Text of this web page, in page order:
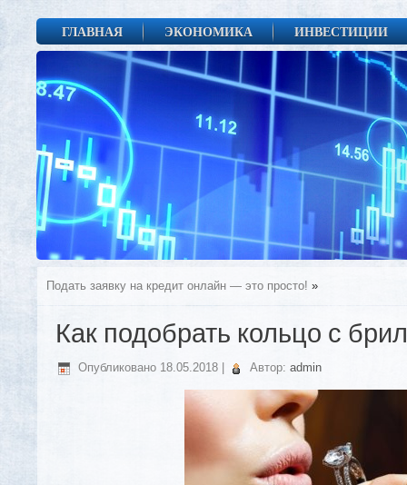
ГЛАВНАЯ ЭКОНОМИКА ИНВЕСТИЦИИ
Подать заявку на кредит онлайн — это просто! »
Как подобрать кольцо с
Опубликовано 18.05.2018 Автор: admin